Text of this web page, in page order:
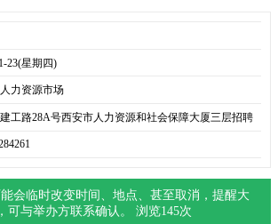
23(星期四)
力资源市场
工路28A号西安市人力资源和社会保障大厦三层招聘
会临时改变时间、地点、甚至取消，提醒大
可与举办方联系确认。 浏览145次